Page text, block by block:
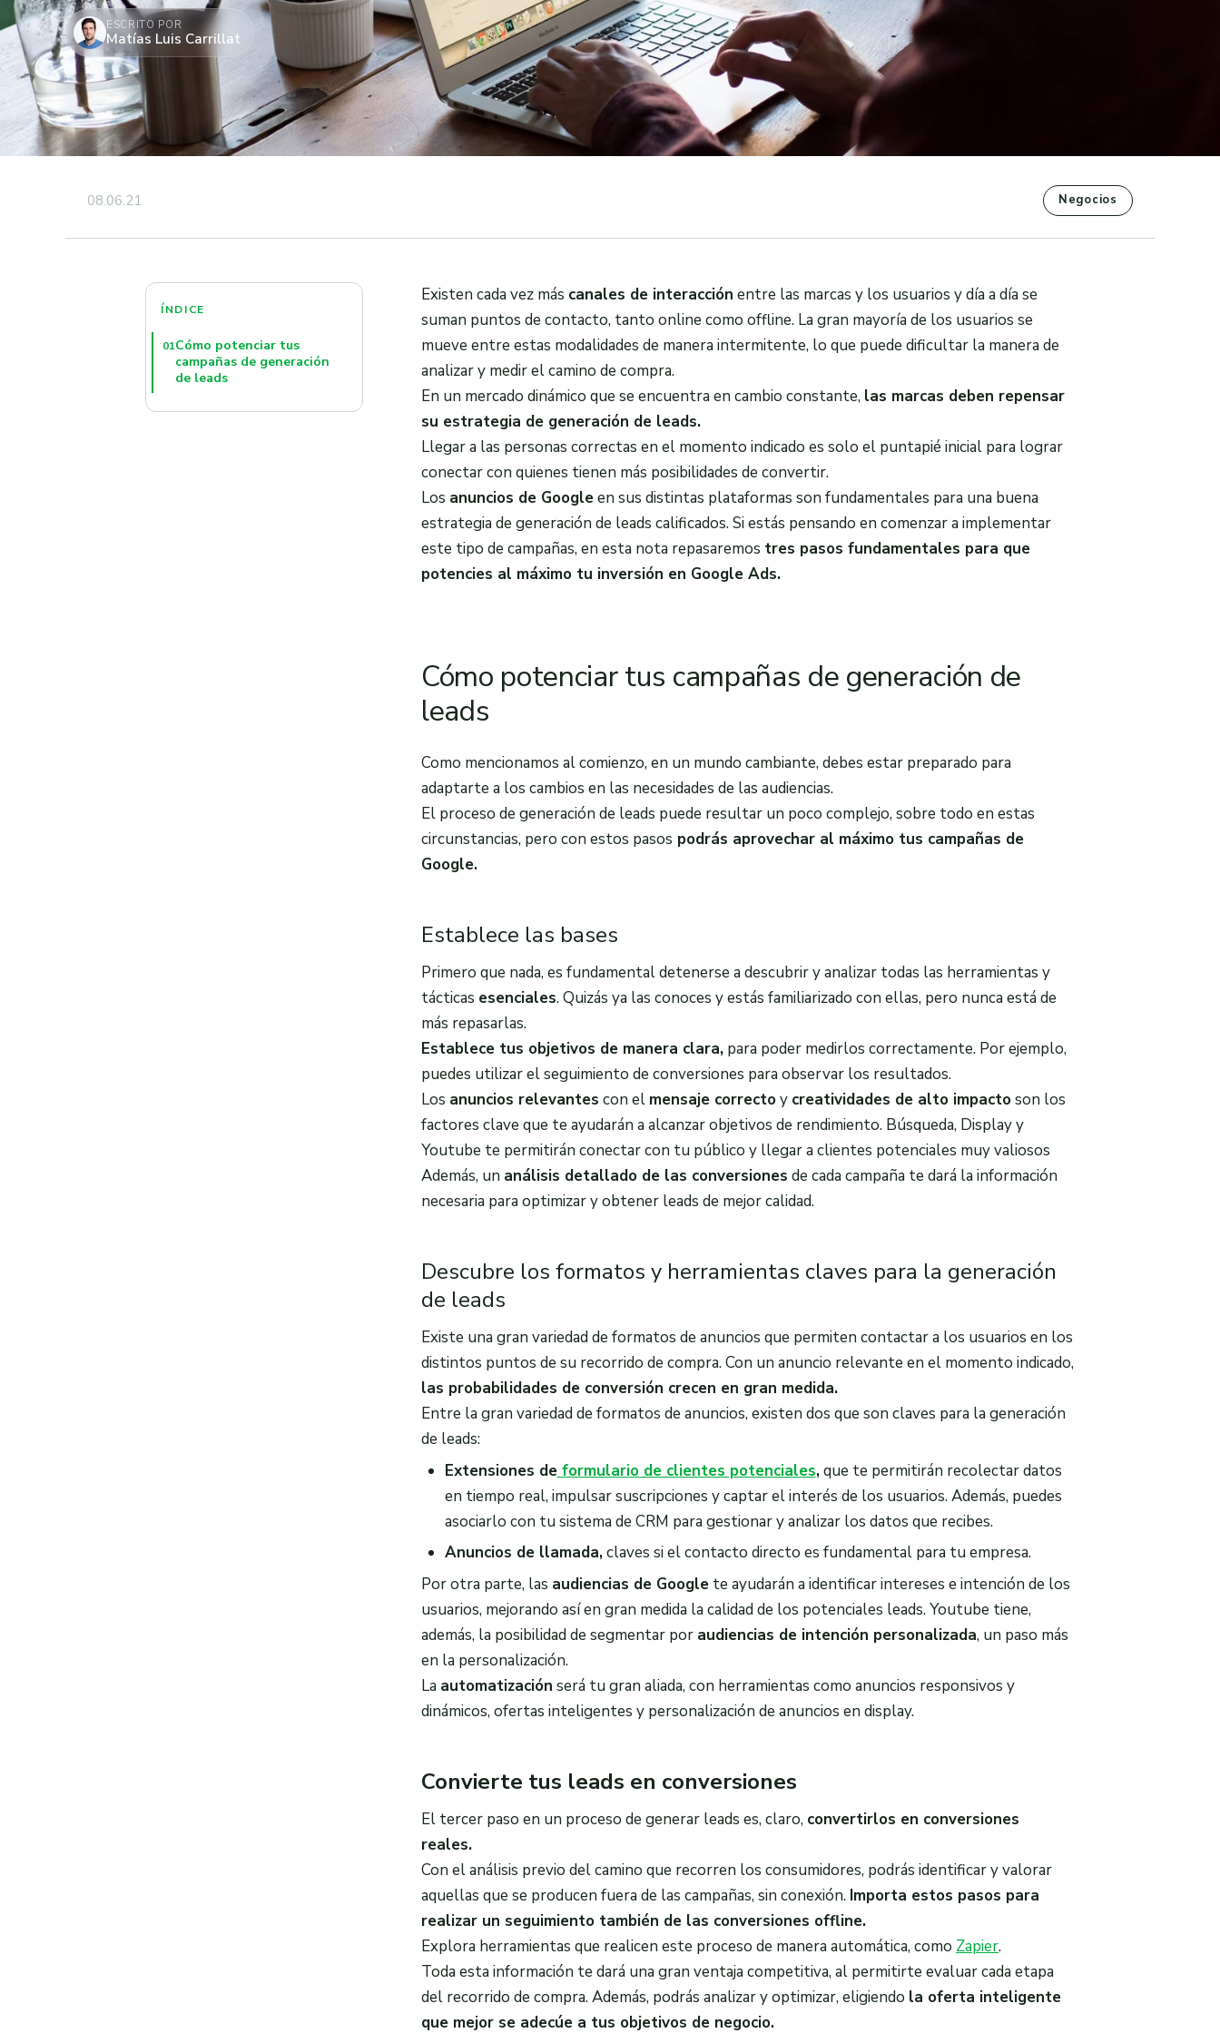
ESCRITO POR
Matías Luis Carrillat
08.06.21 Negocios
ÍNDICE
01Cómo potenciar tus
campañas de generación
de leads
Existen cada vez más canales de interacción entre las marcas y los usuarios y día a día se
suman puntos de contacto, tanto online como offline. La gran mayoría de los usuarios se
mueve entre estas modalidades de manera intermitente, lo que puede dificultar la manera de
analizar y medir el camino de compra.
En un mercado dinámico que se encuentra en cambio constante, las marcas deben repensar
su estrategia de generación de leads.
Llegar a las personas correctas en el momento indicado es solo el puntapié inicial para lograr
conectar con quienes tienen más posibilidades de convertir.
Los anuncios de Googleen sus distintas plataformas son fundamentales para una buena
estrategia de generación de leads calificados. Si estás pensando en comenzar a implementar
este tipo de campañas, en esta nota repasaremos tres pasos fundamentales para que
potencies al máximo tu inversión en Google Ads.
Cómo potenciar tus campañas de generación de
leads
Como mencionamos al comienzo, en un mundo cambiante, debes estar preparado para
adaptarte a los cambios en las necesidades de las audiencias.
El proceso de generación de leads puede resultar un poco complejo, sobre todo en estas
circunstancias, pero con estos pasos podrás aprovechar al máximo tus campañas de
Google.
Establece las bases
Primero que nada, es fundamental detenerse a descubrir y analizar todas las herramientas y
tácticas esenciales.Quizás ya las conoces y estás familiarizado con ellas, pero nunca está de
más repasarlas.
Establece tus objetivos de manera clara, para poder medirlos correctamente. Por ejemplo,
puedes utilizar el seguimiento de conversiones para observar los resultados.
Los anuncios relevantes con el mensaje correctoy creatividades de alto impactoson los
factores clave que te ayudarán a alcanzar objetivos de rendimiento. Búsqueda, Display y
Youtube te permitirán conectar con tu público y llegar a clientes potenciales muy valiosos
Además, un análisis detallado de las conversiones de cada campaña te dará la información
necesaria para optimizar y obtener leads de mejor calidad.
Descubre los formatos y herramientas claves para la generación
de leads
Existe una gran variedad de formatos de anuncios que permiten contactar a los usuarios en los
distintos puntos de su recorrido de compra. Con un anuncio relevante en el momento indicado,
las probabilidades de conversión crecen en gran medida.
Entre la gran variedad de formatos de anuncios, existen dos que son claves para la generación
de leads:
Extensiones deformulario de clientes potenciales,que te permitirán recolectar datos
en tiempo real, impulsar suscripciones y captar el interés de los usuarios. Además, puedes
asociarlo con tu sistema de CRM para gestionar y analizar los datos que recibes.
Anuncios de llamada,claves si el contacto directo es fundamental para tu empresa.
Por otra parte, las audiencias de Google te ayudarán a identificar intereses e intención de los
usuarios, mejorando así en gran medida la calidad de los potenciales leads. Youtube tiene,
además, la posibilidad de segmentar por audiencias de intención personalizada, un paso más
en la personalización.
La automatización será tu gran aliada, con herramientas como anuncios responsivos y
dinámicos, ofertas inteligentes y personalización de anuncios en display.
Convierte tus leads en conversiones
El tercer paso en un proceso de generar leads es, claro, convertirlos en conversiones
reales.
Con el análisis previo del camino que recorren los consumidores, podrás identificar y valorar
aquellas que se producen fuera de las campañas, sin conexión. Importa estos pasos para
realizar un seguimiento también de las conversiones offline.
Explora herramientas que realicen este proceso de manera automática, como Zapier.
Toda esta información te dará una gran ventaja competitiva, al permitirte evaluar cada etapa
del recorrido de compra. Además, podrás analizar y optimizar, eligiendo la oferta inteligente
que mejor se adecúe a tus objetivos de negocio.